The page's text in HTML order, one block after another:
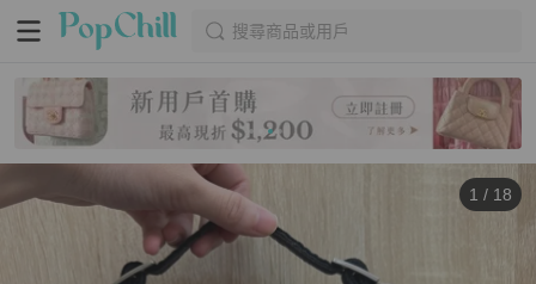
搜尋商品或用戶
1 / 18